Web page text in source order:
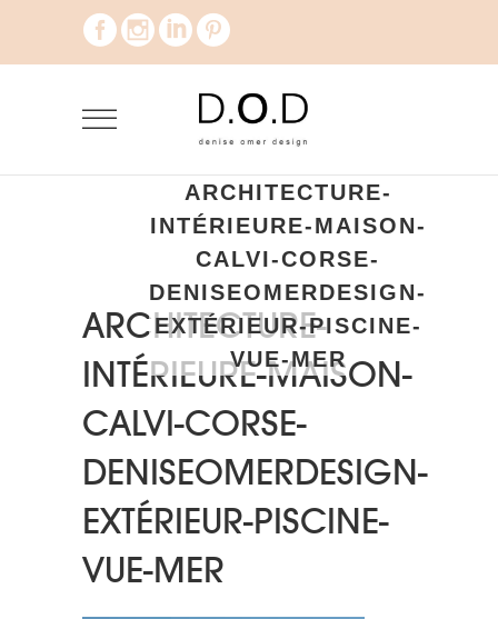
ARCHITECTURE-
INTÉRIEURE-MAISON-
CALVI-CORSE-
DENISEOMERDESIGN-
EXTÉRIEUR-PISCINE-
VUE-MER
ARCHITECTURE-
INTÉRIEURE-MAISON-
CALVI-CORSE-
DENISEOMERDESIGN-
EXTÉRIEUR-PISCINE-
VUE-MER